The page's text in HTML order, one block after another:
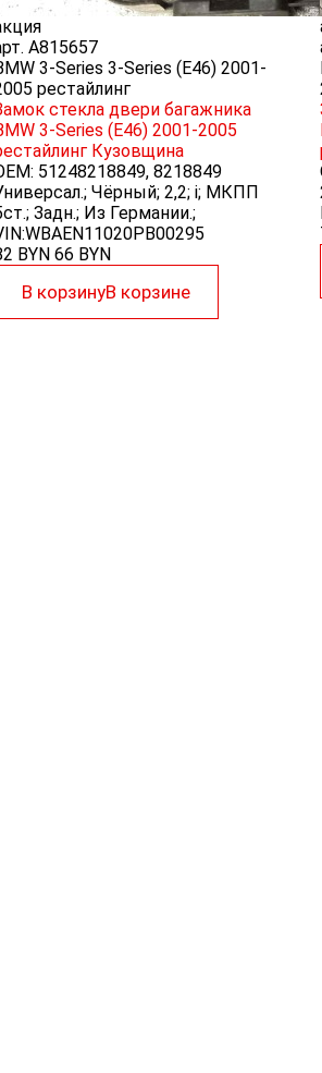
A815657
3-Series 3-Series (E46) 2001-
рестайлинг
стекла двери багажника
3-Series (E46) 2001-2005
Кузовщина
51248218849, 8218849
Чёрный; 2,2; i; МКПП
Задн.; Из Германии.;
BYN 66 BYN
В корзинуВ корзине